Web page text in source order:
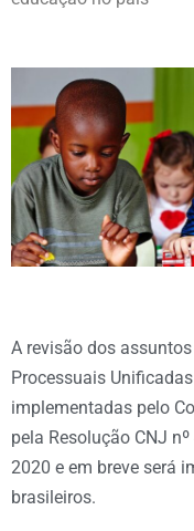
A revisão dos
Processuais
implementadas pelo
pela Resolução CNJ
2020 e em breve será
brasileiros.